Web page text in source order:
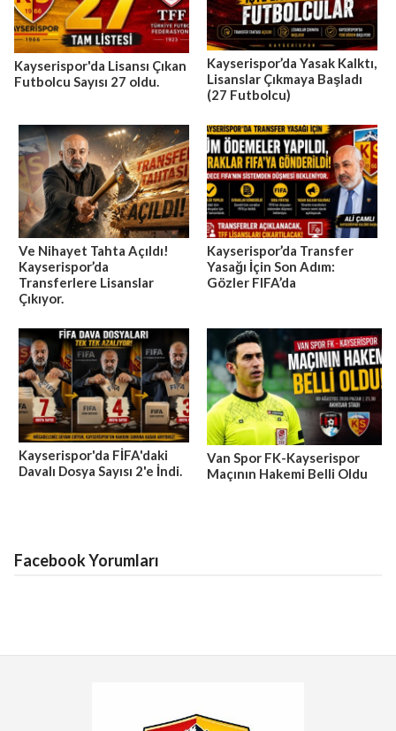
Kayserispor'da Lisansı Çıkan
Futbolcu Sayısı 27 oldu.
Kayserispor’da Yasak Kalktı,
Lisanslar Çıkmaya Başladı
(27 Futbolcu)
Ve Nihayet Tahta Açıldı!
Kayserispor’da
Transferlere Lisanslar
Çıkıyor.
Kayserispor’da Transfer
Yasağı İçin Son Adım:
Gözler FIFA’da
Kayserispor'da FİFA'daki
Davalı Dosya Sayısı 2'e İndi.
Van Spor FK-Kayserispor
Maçının Hakemi Belli Oldu
Facebook Yorumları